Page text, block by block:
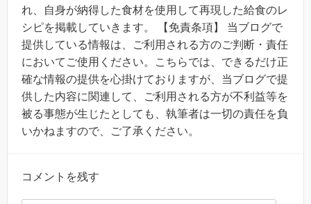
れ、自身が納得した食材を使用して再現した給食のレ
シピを掲載していきます。 【免責条項】 当ブログで
提供している情報は、ご利用される方のご判断・責任
においてご使用ください。こちらでは、できるだけ正
確な情報の提供を心掛けておりますが、当ブログで提
供した内容に関連して、ご利用される方が不利益等を
被る事態が生じたとしても、執筆者は一切の責任を負
いかねますので、ご了承ください。
コメントを残す